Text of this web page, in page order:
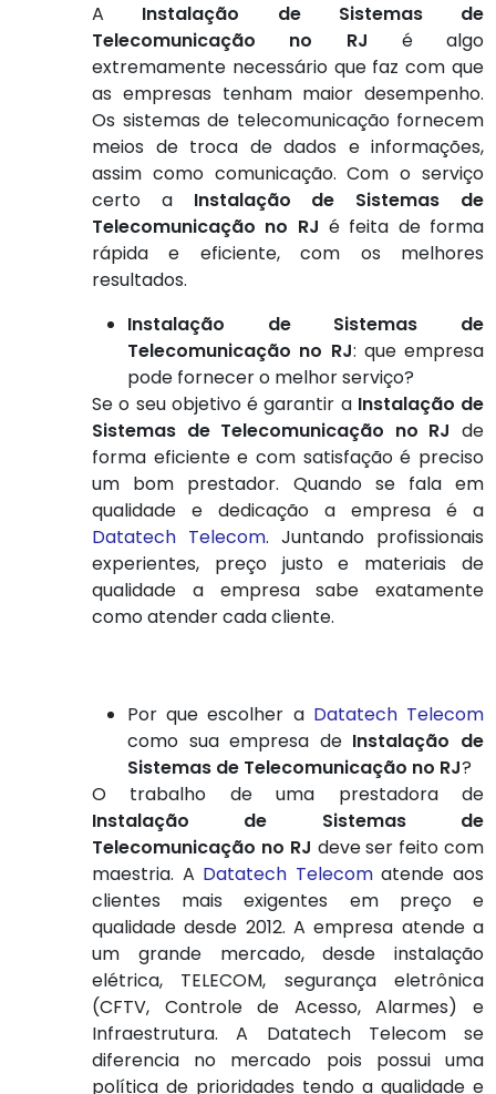
A Instalação de Sistemas de
Telecomunicação no RJ é algo
extremamente necessário que faz com que
as empresas tenham maior desempenho.
Os sistemas de telecomunicação fornecem
meios de troca de dados e informações,
assim como comunicação. Com o serviço
certo a Instalação de Sistemas de
Telecomunicação no RJ é feita de forma
rápida e eficiente, com os melhores
resultados.
Instalação de Sistemas de
Telecomunicação no RJ: que empresa
pode fornecer o melhor serviço?
Se o seu objetivo é garantir a Instalação de
Sistemas de Telecomunicação no RJ de
forma eficiente e com satisfação é preciso
um bom prestador. Quando se fala em
qualidade e dedicação a empresa é a
Datatech Telecom. Juntando profissionais
experientes, preço justo e materiais de
qualidade a empresa sabe exatamente
como atender cada cliente.
Por que escolher a Datatech Telecom
como sua empresa de Instalação de
Sistemas de Telecomunicação no RJ?
O trabalho de uma prestadora de
Instalação de Sistemas de
Telecomunicação no RJ deve ser feito com
maestria. A Datatech Telecomatende aos
clientes mais exigentes em preço e
qualidade desde 2012. A empresa atende a
um grande mercado, desde instalação
elétrica, TELECOM, segurança eletrônica
(CFTV, Controle de Acesso, Alarmes) e
Infraestrutura. A Datatech Telecom se
diferencia no mercado pois possui uma
política de prioridades tendo a qualidade e